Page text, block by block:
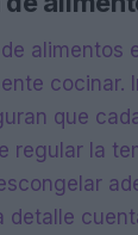
alimentos
cocinar.
que
regular la
detalle